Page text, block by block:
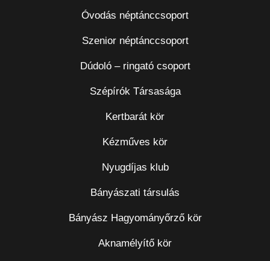
Óvodás néptánccsoport
Szenior néptánccsoport
Dúdoló – ringató csoport
Szépírók Társasága
Kertbarát kör
Kézműves kör
Nyugdíjas klub
Bányászati társulás
Bányász Hagyományőrző kör
Aknamélyítő kör